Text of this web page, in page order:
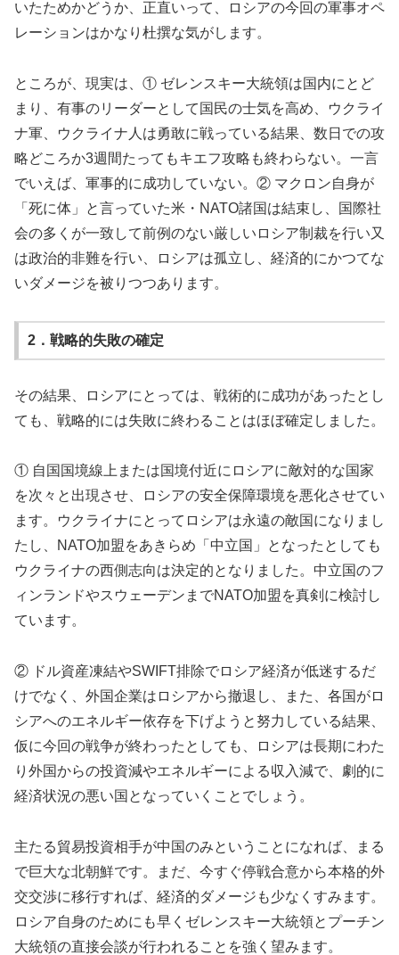
いたためかどうか、正直いって、ロシアの今回の軍事オペ
レーションはかなり杜撰な気がします。
ところが、現実は、① ゼレンスキー大統領は国内にとど
まり、有事のリーダーとして国民の士気を高め、ウクライ
ナ軍、ウクライナ人は勇敢に戦っている結果、数日での攻
略どころか3週間たってもキエフ攻略も終わらない。一言
でいえば、軍事的に成功していない。② マクロン自身が
「死に体」と言っていた米・NATO諸国は結束し、国際社
会の多くが一致して前例のない厳しいロシア制裁を行い又
は政治的非難を行い、ロシアは孤立し、経済的にかつてな
いダメージを被りつつあります。
2．戦略的失敗の確定
その結果、ロシアにとっては、戦術的に成功があったとし
ても、戦略的には失敗に終わることはほぼ確定しました。
① 自国国境線上または国境付近にロシアに敵対的な国家
を次々と出現させ、ロシアの安全保障環境を悪化させてい
ます。ウクライナにとってロシアは永遠の敵国になりまし
たし、NATO加盟をあきらめ「中立国」となったとしても
ウクライナの西側志向は決定的となりました。中立国のフ
ィンランドやスウェーデンまでNATO加盟を真剣に検討し
ています。
② ドル資産凍結やSWIFT排除でロシア経済が低迷するだ
けでなく、外国企業はロシアから撤退し、また、各国がロ
シアへのエネルギー依存を下げようと努力している結果、
仮に今回の戦争が終わったとしても、ロシアは長期にわた
り外国からの投資減やエネルギーによる収入減で、劇的に
経済状況の悪い国となっていくことでしょう。
主たる貿易投資相手が中国のみということになれば、まる
で巨大な北朝鮮です。まだ、今すぐ停戦合意から本格的外
交交渉に移行すれば、経済的ダメージも少なくすみます。
ロシア自身のためにも早くゼレンスキー大統領とプーチン
大統領の直接会談が行われることを強く望みます。